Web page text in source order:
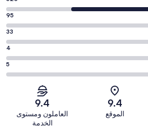
95
33
4
5
9.4
الموقع
9.4
العاملون ومستوى
الخدمة